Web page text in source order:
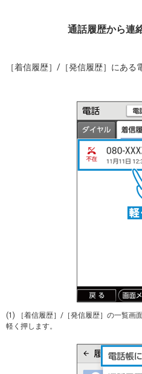
通話履歴から連
［着信履歴］/［発信履歴］にある
(1) ［着信履歴］/［発信履歴］の一覧画
軽く押します。